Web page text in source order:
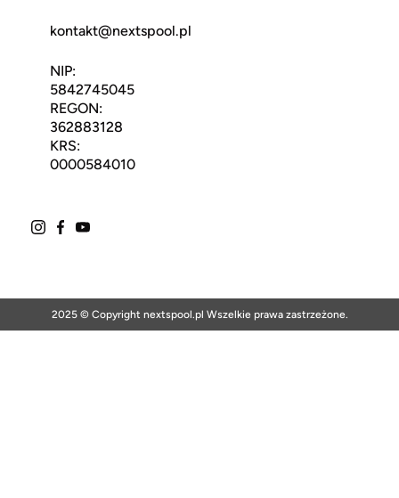
kontakt@nextspool.pl
NIP:
5842745045
REGON:
362883128
KRS:
0000584010